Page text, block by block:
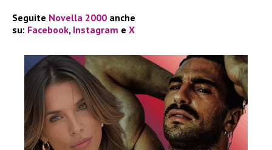
Seguite Novella 2000 anche
su: Facebook, Instagram e X